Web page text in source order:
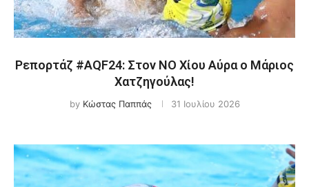
Ρεπορτάζ #AQF24: Στον ΝΟ Χίου Αύρα ο Μάριος
Χατζηγούλας!
by Κώστας Παππάς 31 Ιουλίου 2026